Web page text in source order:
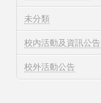
未分類
校內活動及資訊公告
校外活動公告